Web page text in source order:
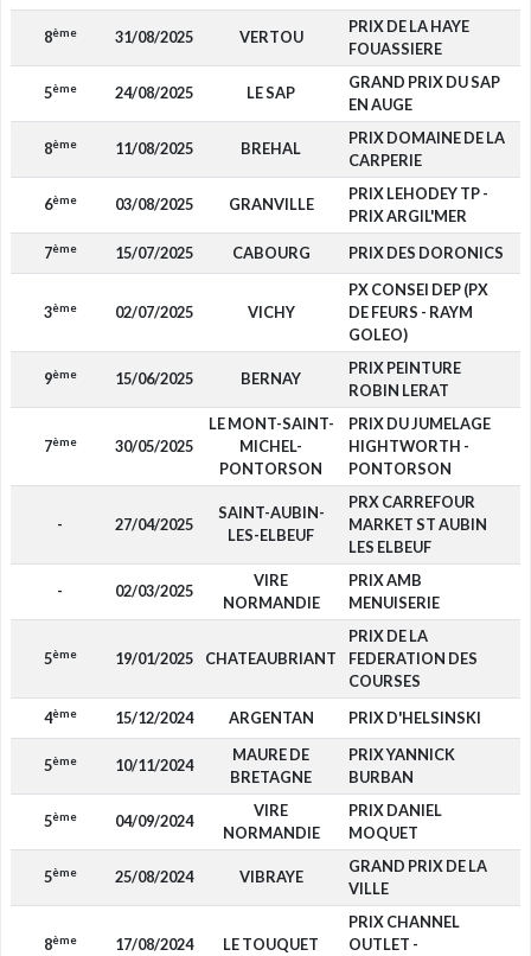
8ème 31/08/2025 VERTOU
PRIX DE LA HAYE
FOUASSIERE
5ème 24/08/2025 LE SAP
GRAND PRIX DU SAP
EN AUGE
8ème 11/08/2025 BREHAL
PRIX DOMAINE DE LA
CARPERIE
6ème 03/08/2025 GRANVILLE
PRIX LEHODEY TP -
PRIX ARGIL'MER
7ème 15/07/2025 CABOURG PRIX DES DORONICS
3ème 02/07/2025 VICHY
PX CONSEI DEP (PX
DE FEURS - RAYM
GOLEO)
9ème 15/06/2025 BERNAY
PRIX PEINTURE
ROBIN LERAT
7ème 30/05/2025
LE MONT-SAINT-
MICHEL-
PONTORSON
PRIX DU JUMELAGE
HIGHTWORTH -
PONTORSON
- 27/04/2025
SAINT-AUBIN-
LES-ELBEUF
PRX CARREFOUR
MARKET ST AUBIN
LES ELBEUF
- 02/03/2025
VIRE
NORMANDIE
PRIX AMB
MENUISERIE
5ème 19/01/2025 CHATEAUBRIANT
PRIX DE LA
FEDERATION DES
COURSES
4ème 15/12/2024 ARGENTAN PRIX D'HELSINSKI
5ème 10/11/2024
MAURE DE
BRETAGNE
PRIX YANNICK
BURBAN
5ème 04/09/2024
VIRE
NORMANDIE
PRIX DANIEL
MOQUET
5ème 25/08/2024 VIBRAYE
GRAND PRIX DE LA
VILLE
8ème 17/08/2024 LE TOUQUET
PRIX CHANNEL
OUTLET -